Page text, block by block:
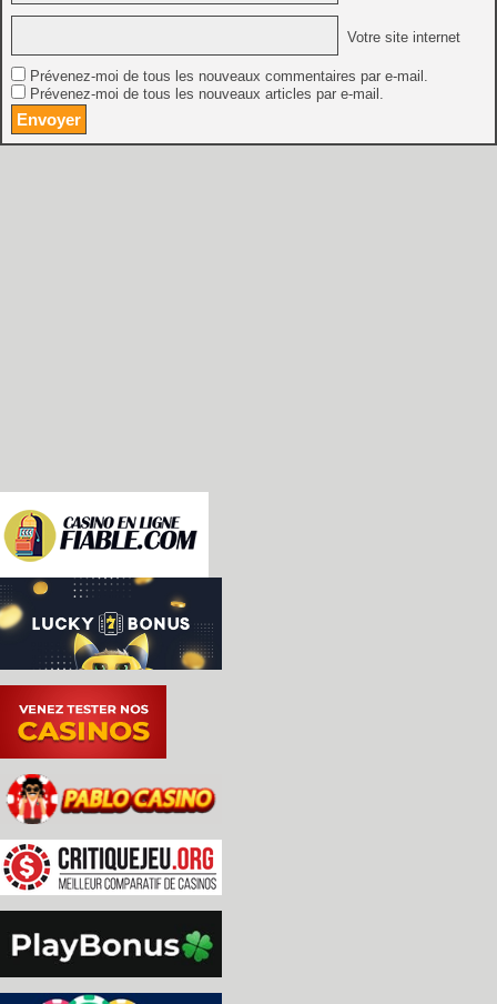
Votre site internet
Prévenez-moi de tous les nouveaux commentaires par e-mail.
Prévenez-moi de tous les nouveaux articles par e-mail.